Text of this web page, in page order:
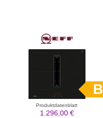
B
Produktdatenblatt
1.296,00 €